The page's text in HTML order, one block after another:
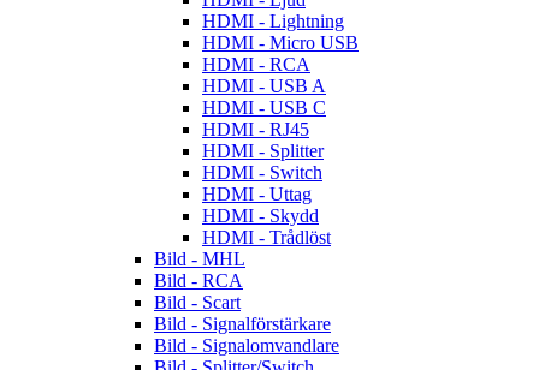
HDMI - Lightning
HDMI - Micro USB
HDMI - RCA
HDMI - USB A
HDMI - USB C
HDMI - RJ45
HDMI - Splitter
HDMI - Switch
HDMI - Uttag
HDMI - Skydd
HDMI - Trådlöst
Bild - MHL
Bild - RCA
Bild - Scart
Bild - Signalförstärkare
Bild - Signalomvandlare